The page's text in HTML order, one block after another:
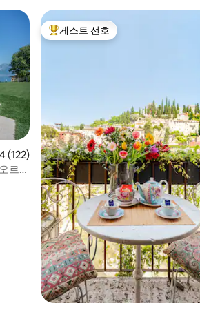
점(5점 만점), 후기 122개
(122)
르
상위 게스트 선호
게스트 선호